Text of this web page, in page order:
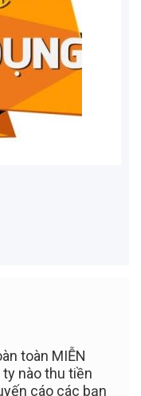
toàn MIỄN
nào thu tiền
cáo các bạn